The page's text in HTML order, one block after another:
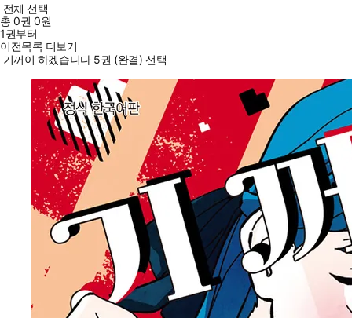
전체 선택
총0권 0원
1권부터
이전목록 더보기
기꺼이 하겠습니다 5권 (완결) 선택